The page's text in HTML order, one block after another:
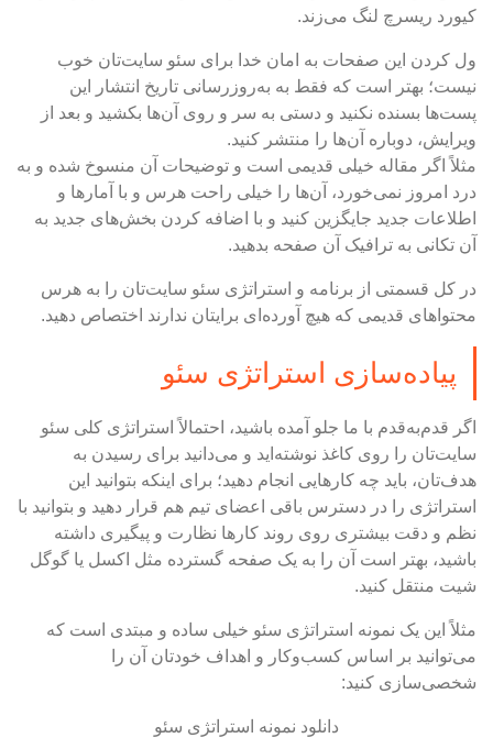
کیورد ریسرچ لنگ می‌زند.
ول کردن این صفحات به امان خدا برای سئو سایت‌تان خوب
نیست؛ بهتر است که فقط به به‌روزرسانی تاریخ انتشار این
پست‌ها بسنده نکنید و دستی به سر و روی آن‌ها بکشید و بعد از
ویرایش، دوباره آن‌ها را منتشر کنید.
مثلاً اگر مقاله خیلی قدیمی است و توضیحات آن منسوخ شده و به
درد امروز نمی‌خورد، آن‌ها را خیلی راحت هرس و با آمارها و
اطلاعات جدید جایگزین کنید و با اضافه کردن بخش‌های جدید به
آن تکانی به ترافیک آن صفحه بدهید.
در کل قسمتی از برنامه و استراتژی سئو سایت‌تان را به هرس
محتواهای قدیمی که هیچ آورده‌ای برایتان ندارند اختصاص دهید.
پیاده‌سازی استراتژی سئو
اگر قدم‌به‌قدم با ما جلو آمده باشید، احتمالاً استراتژی کلی سئو
سایت‌تان را روی کاغذ نوشته‌اید و می‌دانید برای رسیدن به
هدف‌تان، باید چه کارهایی انجام دهید؛ برای اینکه بتوانید این
استراتژی را در دسترس باقی اعضای تیم هم قرار دهید و بتوانید با
نظم و دقت بیشتری روی روند کارها نظارت و پیگیری داشته
باشید، بهتر است آن را به یک صفحه گسترده مثل اکسل یا گوگل
شیت منتقل کنید.
مثلاً این یک نمونه استراتژی سئو خیلی ساده و مبتدی است که
می‌توانید بر اساس کسب‌وکار و اهداف خودتان آن را
شخصی‌سازی کنید:
دانلود نمونه استراتژی سئو